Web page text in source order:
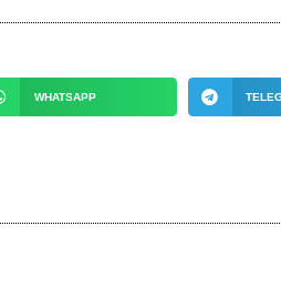
WHATSAPP